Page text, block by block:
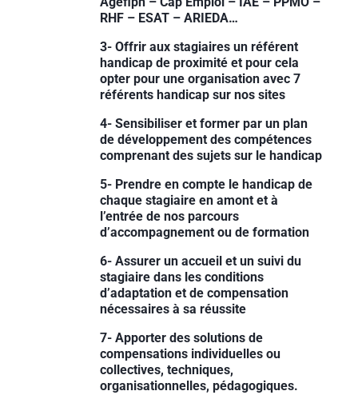
RHF – ESAT – ARIEDA…
3- Offrir aux stagiaires un référent
handicap de proximité et pour cela
opter pour une organisation avec 7
référents handicap sur nos sites
4- Sensibiliser et former par un plan
de développement des compétences
comprenant des sujets sur le handicap
5- Prendre en compte le handicap de
chaque stagiaire en amont et à
l’entrée de nos parcours
d’accompagnement ou de formation
6- Assurer un accueil et un suivi du
stagiaire dans les conditions
d’adaptation et de compensation
nécessaires à sa réussite
7- Apporter des solutions de
compensations individuelles ou
collectives, techniques,
organisationnelles, pédagogiques.